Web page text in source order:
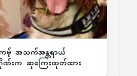
မ့် အသက်အန္တရာယ်
စ်ဂိုဏ်းက ဆုကြေးထုတ်ထား